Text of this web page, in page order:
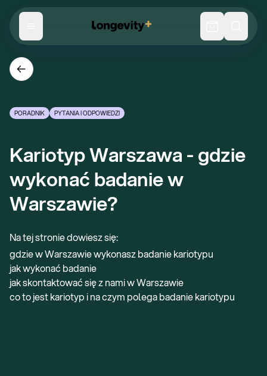
PORADNIK PYTANIA I ODPOWIEDZI
Kariotyp Warszawa - gdzie
wykonać badanie w
Warszawie?
Na tej stronie dowiesz się:
gdzie w Warszawie wykonasz badanie kariotypu
jak wykonać badanie
jak skontaktować się z nami w Warszawie
co to jest kariotyp i na czym polega badanie kariotypu